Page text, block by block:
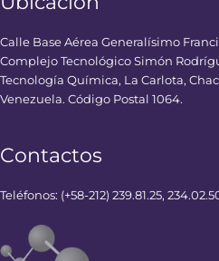
Calle Base Aérea Generalísimo
Complejo Tecnológico Simón
Tecnología Química, La Carlota,
Venezuela. Código Postal 1064.
Contactos
Teléfonos: (+58-212) 239.81.25,